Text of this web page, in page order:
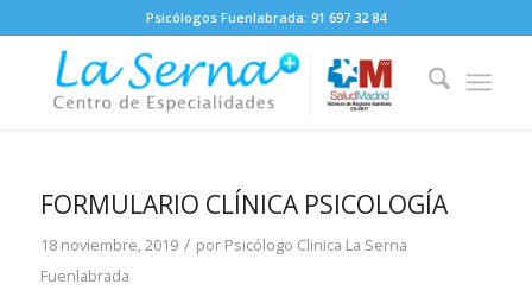
Psicólogos Fuenlabrada: 91 697 32 84
FORMULARIO CLÍNICA PSICOLOGÍA
18 noviembre, 2019 / por Psicólogo Clinica La Serna
Fuenlabrada